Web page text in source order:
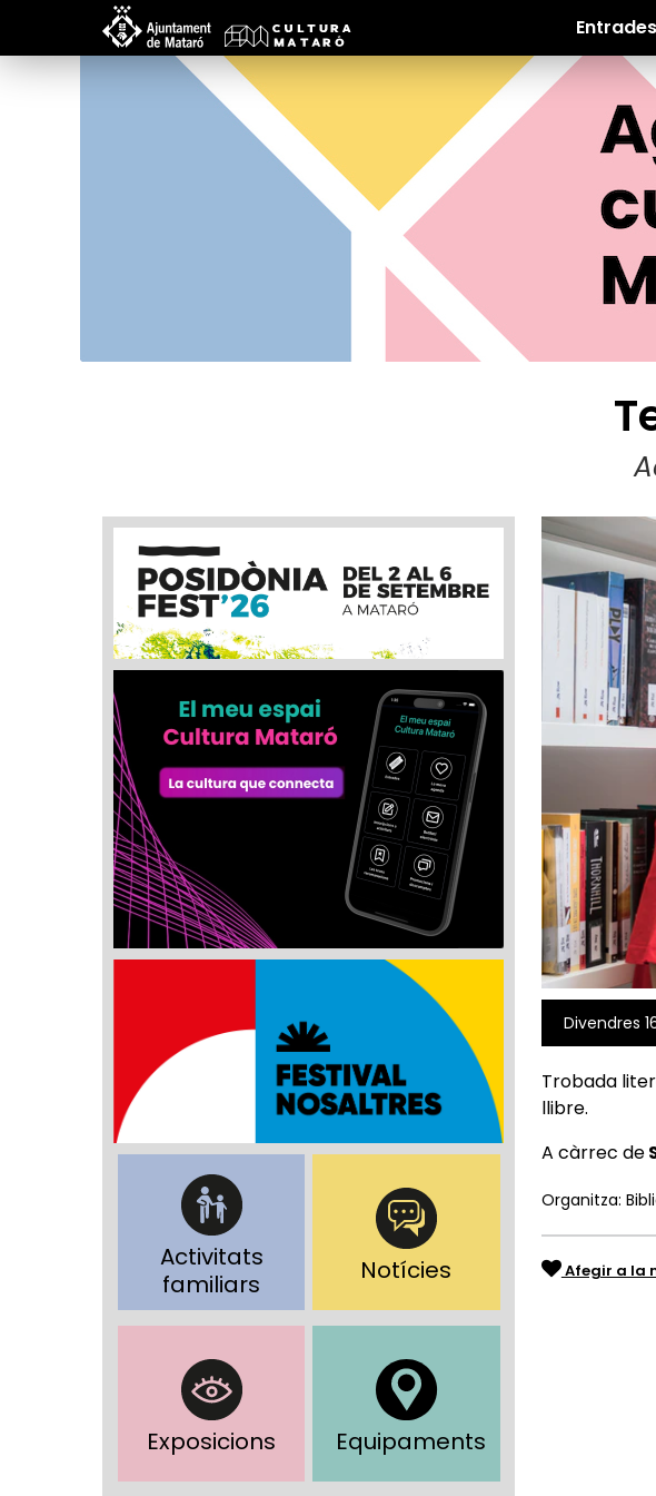
Entrades
Activitats
familiars
Notícies
Exposicions Equipaments
Divendres
Trobada
llibre.
A càrrec de
Organitza:
Afegir a la